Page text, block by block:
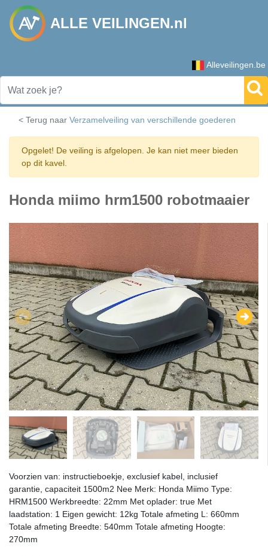
ALLE VEILINGEN.nl
Alleveilingen.be
< Terug naar Verzamelveiling van verschillende goederen
Opgelet! De veiling is afgelopen. Je kan niet meer bieden
op dit kavel.
Honda miimo hrm1500 robotmaaier
Voorzien van: instructieboekje, exclusief kabel, inclusief
garantie, capaciteit 1500m2 Nee Merk: Honda Miimo Type:
HRM1500 Werkbreedte: 22mm Met oplader: true Met
laadstation: 1 Eigen gewicht: 12kg Totale afmeting L: 660mm
Totale afmeting Breedte: 540mm Totale afmeting Hoogte:
270mm